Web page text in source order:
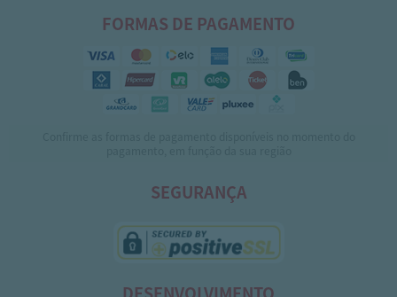
FORMAS DE PAGAMENTO
SEGURANÇA